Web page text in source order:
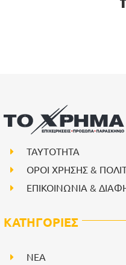
ΤΑΥΤΟΤΗΤΑ
ΟΡΟΙ ΧΡΗΣΗΣ &
ΕΠΙΚΟΙΝΩΝΙΑ &
ΚΑΤΗΓΟΡΙΕΣ
NEA